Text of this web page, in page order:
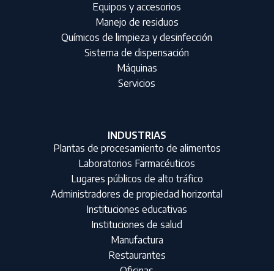
Equipos y accesorios
Manejo de residuos
Químicos de limpieza y desinfección
Sistema de dispensación
Máquinas
Servicios
INDUSTRIAS
Plantas de procesamiento de alimentos
Laboratorios Farmacéuticos
Lugares públicos de alto tráfico
Administradores de propiedad horizontal
Instituciones educativas
Instituciones de salud
Manufactura
Restaurantes